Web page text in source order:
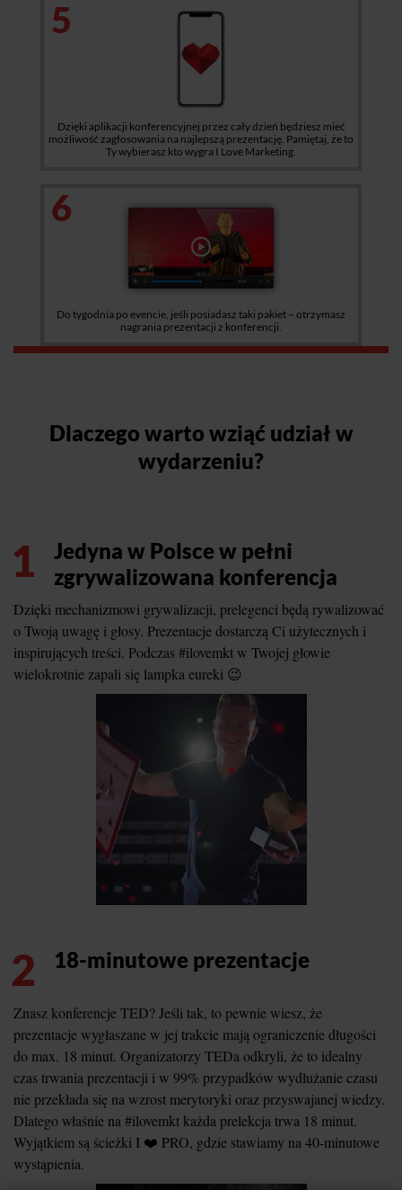
5
Dzięki aplikacji konferencyjnej przez cały dzień będziesz mieć
możliwość zagłosowania na najlepszą prezentację. Pamiętaj, że to
Ty wybierasz kto wygra I Love Marketing.
6
Do tygodnia po evencie, jeśli posiadasz taki pakiet – otrzymasz
nagrania prezentacji z konferencji.
Dlaczego warto wziąć udział w
wydarzeniu?
1
Jedyna w Polsce w pełni
zgrywalizowana konferencja
Dzięki mechanizmowi grywalizacji, prelegenci będą rywalizować
o Twoją uwagę i głosy. Prezentacje dostarczą Ci użytecznych i
inspirujących treści. Podczas #ilovemkt w Twojej głowie
wielokrotnie zapali się lampka eureki 😉
2 18-minutowe prezentacje
Znasz konferencje TED? Jeśli tak, to pewnie wiesz, że
prezentacje wygłaszane w jej trakcie mają ograniczenie długości
do max. 18 minut. Organizatorzy TEDa odkryli, że to idealny
czas trwania prezentacji i w 99% przypadków wydłużanie czasu
nie przekłada się na wzrost merytoryki oraz przyswajanej wiedzy.
Dlatego właśnie na #ilovemkt każda prelekcja trwa 18 minut.
Wyjątkiem są ścieżki I ❤️ PRO, gdzie stawiamy na 40-minutowe
wystąpienia.